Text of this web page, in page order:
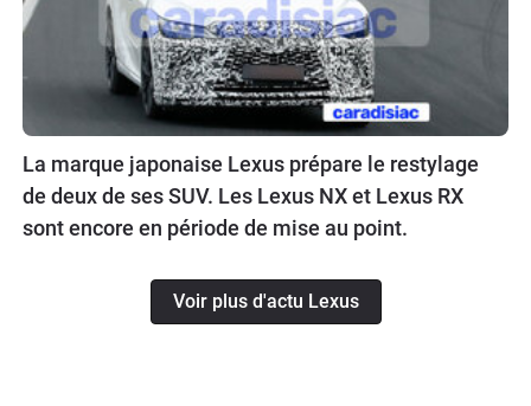
La marque japonaise Lexus prépare le restylage
de deux de ses SUV. Les Lexus NX et Lexus RX
sont encore en période de mise au point.
Voir plus d'actu Lexus